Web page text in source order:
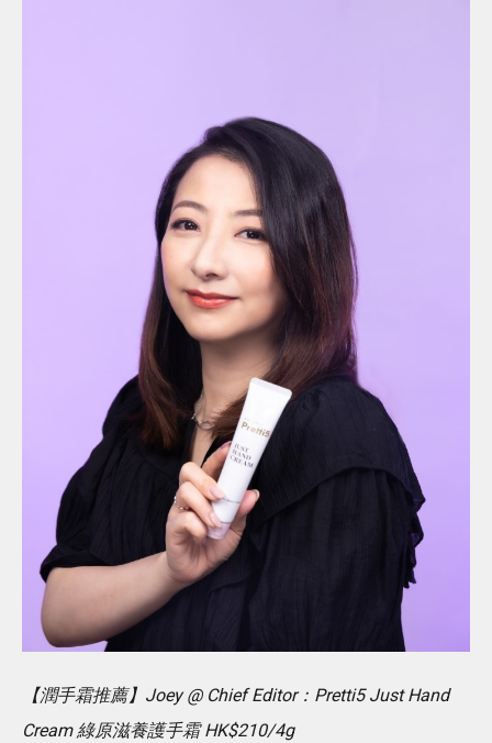
【潤手霜推薦】Joey @ Chief Editor：Pretti5 Just Hand
Cream 綠原滋養護手霜 HK$210/4g